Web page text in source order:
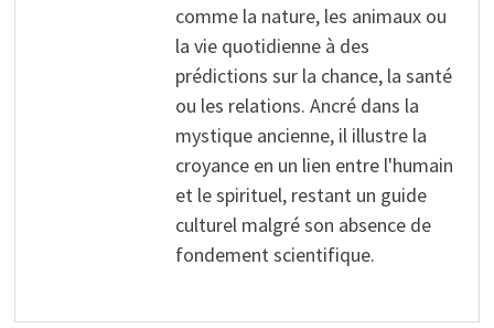
comme la nature, les animaux ou
la vie quotidienne à des
prédictions sur la chance, la santé
ou les relations. Ancré dans la
mystique ancienne, il illustre la
croyance en un lien entre l'humain
et le spirituel, restant un guide
culturel malgré son absence de
fondement scientifique.